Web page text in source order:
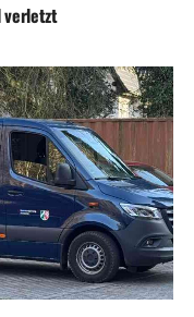
verletzt